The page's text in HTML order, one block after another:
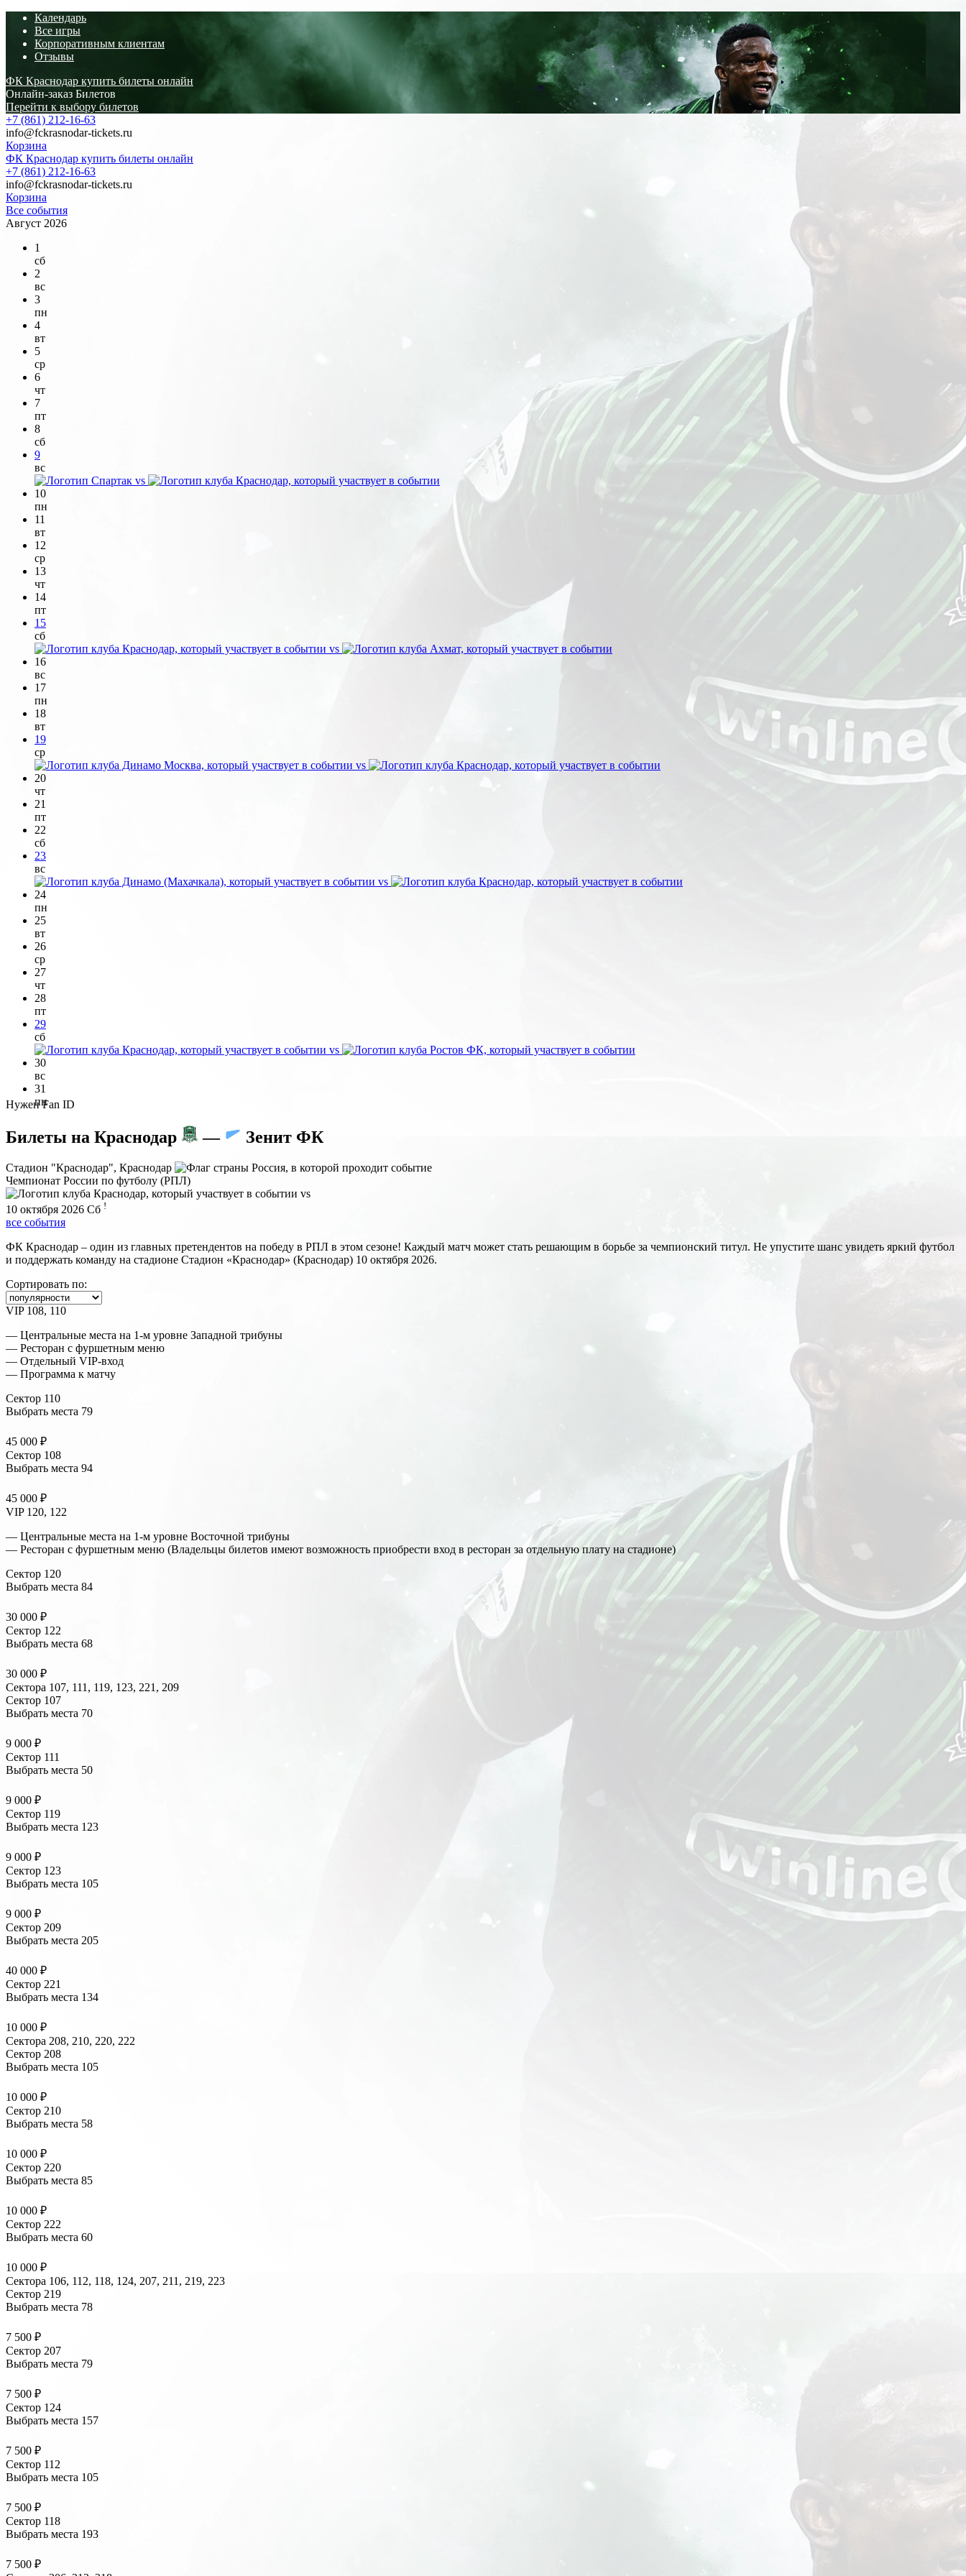
Календарь
Все игры
Корпоративным клиентам
Отзывы
ФК Краснодар купить билеты онлайн
Онлайн-заказ Билетов
Перейти к выбору билетов
+7 (861) 212-16-63
info@fckrasnodar-tickets.ru
Корзина
ФК Краснодар купить билеты онлайн
+7 (861) 212-16-63
info@fckrasnodar-tickets.ru
Корзина
Все события
Август 2026
1
сб
2
вс
3
пн
4
вт
5
ср
6
чт
7
пт
8
сб
9
вс
vs
10
пн
11
вт
12
ср
13
чт
14
пт
15
сб
vs
16
вс
17
пн
18
вт
19
ср
vs
20
чт
21
пт
22
сб
23
вс
vs
24
пн
25
вт
26
ср
27
чт
28
пт
29
сб
vs
30
вс
31
пн
Нужен Fan ID
Билеты на Краснодар — Зенит ФК
Стадион "Краснодар", Краснодар
Чемпионат России по футболу (РПЛ)
vs
10 октября 2026 Сб !
все события
ФК Краснодар – один из главных претендентов на победу в РПЛ в этом сезоне! Каждый матч может стать решающим в борьбе за чемпионский титул. Не упустите шанс увидеть яркий футбол
и поддержать команду на стадионе Стадион «Краснодар» (Краснодар) 10 октября 2026.
Сортировать по:
VIP 108, 110
— Центральные места на 1-м уровне Западной трибуны
— Ресторан с фуршетным меню
— Отдельный VIP-вход
— Программа к матчу
Сектор 110
Выбрать места 79
45 000 ₽
Сектор 108
Выбрать места 94
45 000 ₽
VIP 120, 122
— Центральные места на 1-м уровне Восточной трибуны
— Ресторан с фуршетным меню (Владельцы билетов имеют возможность приобрести вход в ресторан за отдельную плату на стадионе)
Сектор 120
Выбрать места 84
30 000 ₽
Сектор 122
Выбрать места 68
30 000 ₽
Сектора 107, 111, 119, 123, 221, 209
Сектор 107
Выбрать места 70
9 000 ₽
Сектор 111
Выбрать места 50
9 000 ₽
Сектор 119
Выбрать места 123
9 000 ₽
Сектор 123
Выбрать места 105
9 000 ₽
Сектор 209
Выбрать места 205
40 000 ₽
Сектор 221
Выбрать места 134
10 000 ₽
Сектора 208, 210, 220, 222
Сектор 208
Выбрать места 105
10 000 ₽
Сектор 210
Выбрать места 58
10 000 ₽
Сектор 220
Выбрать места 85
10 000 ₽
Сектор 222
Выбрать места 60
10 000 ₽
Сектора 106, 112, 118, 124, 207, 211, 219, 223
Сектор 219
Выбрать места 78
7 500 ₽
Сектор 207
Выбрать места 79
7 500 ₽
Сектор 124
Выбрать места 157
7 500 ₽
Сектор 112
Выбрать места 105
7 500 ₽
Сектор 118
Выбрать места 193
7 500 ₽